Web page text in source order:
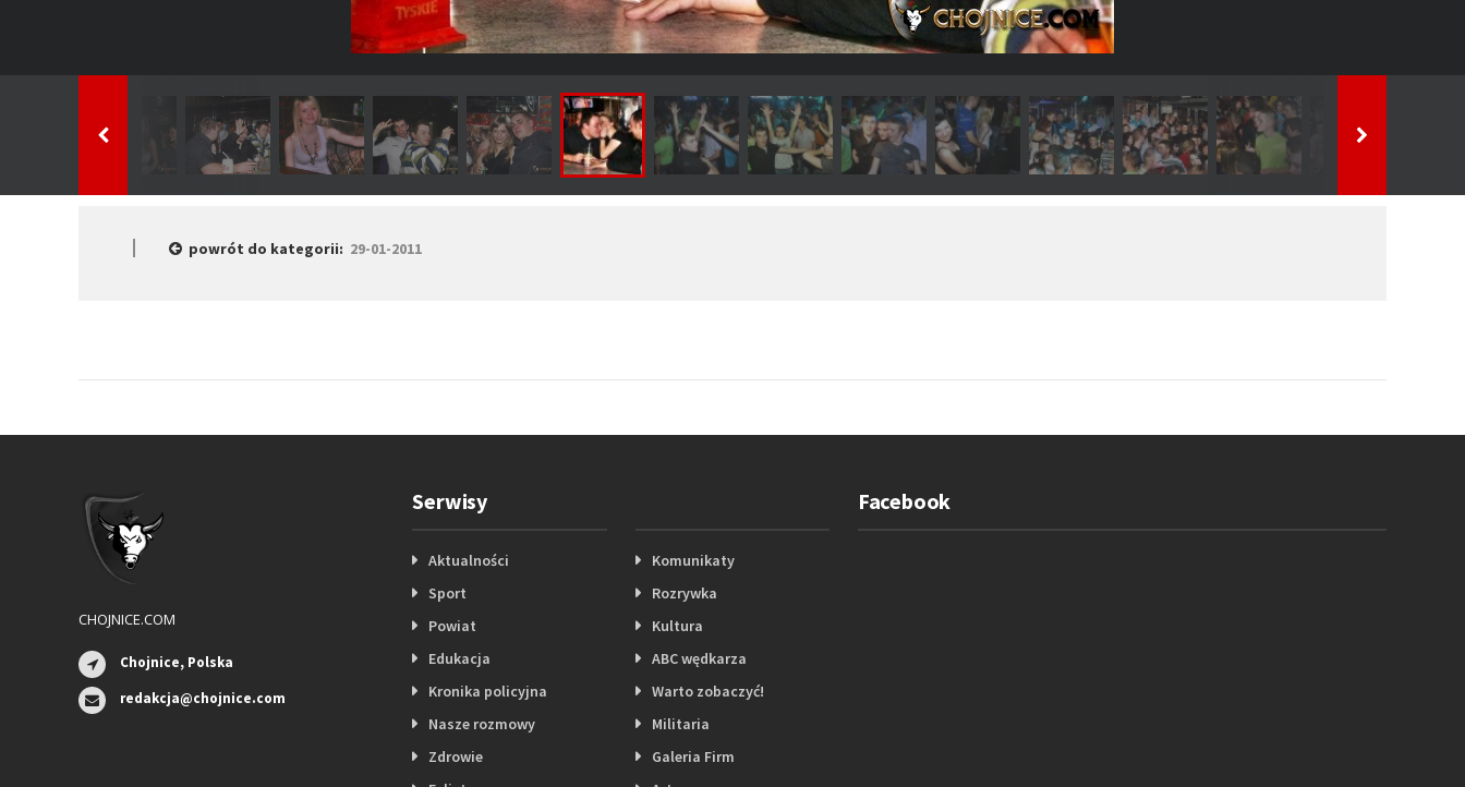
powrót do kategorii: 29-01-2011
CHOJNICE.COM
Chojnice, Polska
redakcja@chojnice.com
Serwisy
Aktualności
Sport
Powiat
Edukacja
Kronika policyjna
Nasze rozmowy
Zdrowie
Komunikaty
Rozrywka
Kultura
ABC wędkarza
Warto zobaczyć!
Militaria
Galeria Firm
Facebook